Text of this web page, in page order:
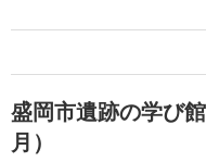
盛岡市遺跡の学び
月）